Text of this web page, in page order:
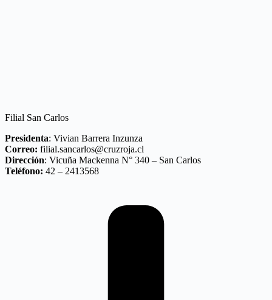
Filial San Carlos
Presidenta: Vivian Barrera Inzunza
Correo: filial.sancarlos@cruzroja.cl
Dirección: Vicuña Mackenna N° 340 – San Carlos
Teléfono: 42 – 2413568